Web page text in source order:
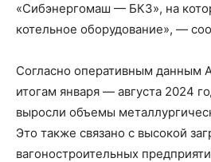
«Сибэнергомаш — БКЗ», на
котельное оборудование», —
Согласно оперативным данным
итогам января — августа 2024
выросли объемы
Это также связано с высокой
вагоностроительных